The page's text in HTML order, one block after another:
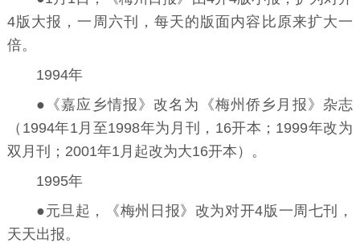
4版大报，一周六刊，每天的版面内容比原来扩大一
倍。
1994年
●《嘉应乡情报》改名为《梅州侨乡月报》杂志
（1994年1月至1998年为月刊，16开本；1999年改为
双月刊；2001年1月起改为大16开本）。
1995年
●元旦起，《梅州日报》改为对开4版一周七刊，
天天出报。